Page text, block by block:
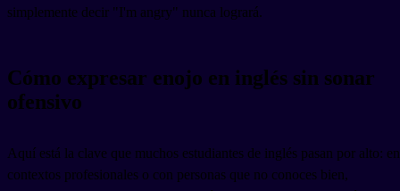
simplemente decir "I'm angry" nunca logrará.
Cómo expresar enojo en inglés sin sonar
ofensivo
Aquí está la clave que muchos estudiantes de inglés pasan por alto: en
contextos profesionales o con personas que no conoces bien,